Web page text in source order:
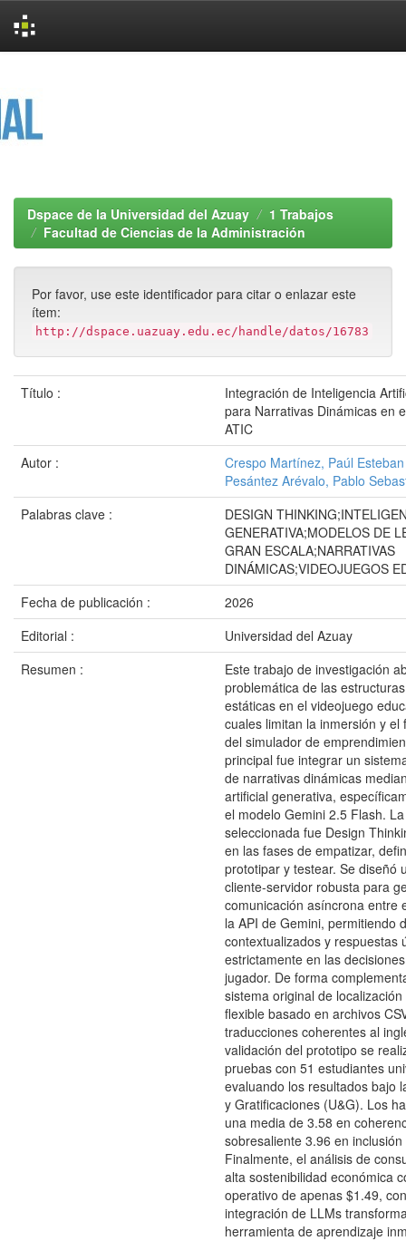
Dspace de la Universidad del Azuay
1 Trabajos
Facultad de Ciencias de la Administración
Por favor, use este identificador para citar o enlazar este
ítem:
http://dspace.uazuay.edu.ec/handle/datos/16783
Título :
Integración de Inteligencia
para Narrativas Dinámicas en
ATIC
Autor :
Crespo Martínez, Paúl Esteban
Pesántez Arévalo, Pablo
Palabras clave :
DESIGN
GENERATIVA;MODELOS DE
GRAN ESCALA;NARRATIVAS
DINÁMICAS;VIDEOJUEGOS
Fecha de publicación :
2026
Editorial :
Universidad del Azuay
Resumen :
Este trabajo de investigación
problemática de las
estáticas en el videojuego
cuales limitan la inmersión y el
del simulador de
principal fue integrar un
de narrativas dinámicas
artificial generativa,
el modelo Gemini 2.5 Flash.
seleccionada fue Design
en las fases de empatizar,
prototipar y testear. Se diseñó
cliente-servidor robusta para
comunicación asíncrona entre
la API de Gemini, permitiendo
contextualizados y respuestas
estrictamente en las
jugador. De forma
sistema original de
flexible basado en archivos
traducciones coherentes al
validación del prototipo se
pruebas con 51 estudiantes
evaluando los resultados bajo
y Gratificaciones (U&G). Los
una media de 3.58 en
sobresaliente 3.96 en
Finalmente, el análisis de
alta sostenibilidad económica
operativo de apenas $1.49,
integración de LLMs
herramienta de aprendizaje